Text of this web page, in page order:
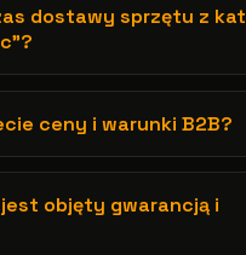
dostawy sprzętu z
ceny i warunki B2B?
objęty gwarancją i